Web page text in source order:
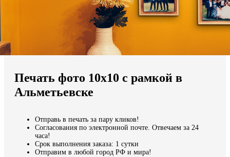
Мы доставляем по всему миру
Продолжить без города
Печать фото 10х10 с рамкой в
Альметьевске
Отправь в печать за пару кликов!
Согласования по электронной почте. Отвечаем за 24
часа!
Срок выполнения заказа: 1 сутки
Отправим в любой город РФ и мира!